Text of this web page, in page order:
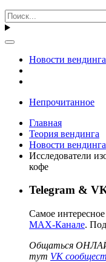
Новости вендинга
Непрочитанное
Главная
Теория вендинга
Новости вендинга
Исследователи
кофе
Telegram &
Самое
MAX-Канале.
Общаться
тут VK